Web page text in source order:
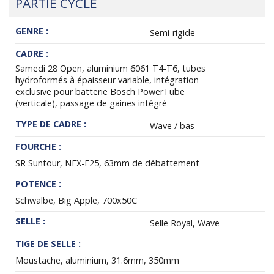
GENRE :
Semi-rigide
CADRE :
Samedi 28 Open, aluminium 6061 T4-T6, tubes
hydroformés à épaisseur variable, intégration
exclusive pour batterie Bosch PowerTube
(verticale), passage de gaines intégré
TYPE DE CADRE :
Wave / bas
FOURCHE :
SR Suntour, NEX-E25, 63mm de débattement
POTENCE :
Schwalbe, Big Apple, 700x50C
SELLE :
Selle Royal, Wave
TIGE DE SELLE :
Moustache, aluminium, 31.6mm, 350mm